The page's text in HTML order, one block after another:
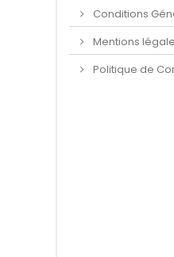
Conditions
Mentions
Politique de